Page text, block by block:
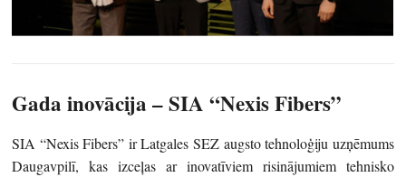
Gada inovācija –SIA “Nexis Fibers”
SIA “Nexis Fibers” ir Latgales SEZ augsto tehnoloģiju uzņēmums
Daugavpilī, kas izceļas ar inovatīviem risinājumiem tehnisko